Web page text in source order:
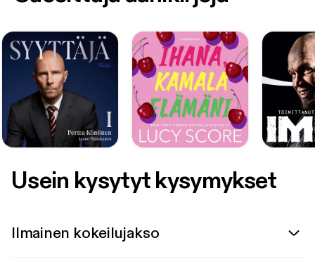
Usein kysytyt kysymykset
Ilmainen kokeilujakso